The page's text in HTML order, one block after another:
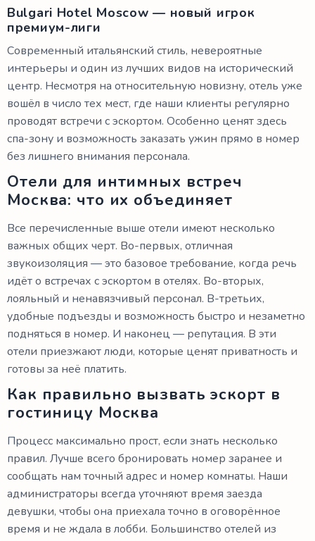
Bulgari Hotel Moscow — новый игрок
премиум-лиги
Современный итальянский стиль, невероятные
интерьеры и один из лучших видов на исторический
центр. Несмотря на относительную новизну, отель уже
вошёл в число тех мест, где наши клиенты регулярно
проводят встречи с эскортом. Особенно ценят здесь
спа-зону и возможность заказать ужин прямо в номер
без лишнего внимания персонала.
Отели для интимных встреч
Москва: что их объединяет
Все перечисленные выше отели имеют несколько
важных общих черт. Во-первых, отличная
звукоизоляция — это базовое требование, когда речь
идёт о встречах с эскортом в отелях. Во-вторых,
лояльный и ненавязчивый персонал. В-третьих,
удобные подъезды и возможность быстро и незаметно
подняться в номер. И наконец — репутация. В эти
отели приезжают люди, которые ценят приватность и
готовы за неё платить.
Как правильно вызвать эскорт в
гостиницу Москва
Процесс максимально прост, если знать несколько
правил. Лучше всего бронировать номер заранее и
сообщать нам точный адрес и номер комнаты. Наши
администраторы всегда уточняют время заезда
девушки, чтобы она приехала точно в оговорённое
время и не ждала в лобби. Большинство отелей из